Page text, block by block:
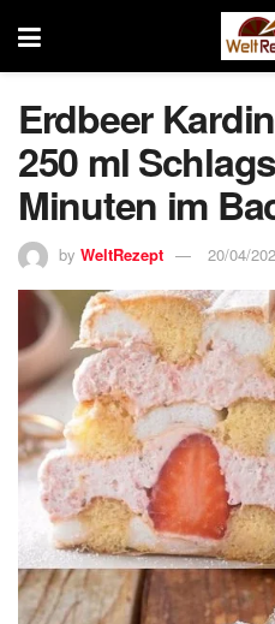
Erdbeer
250 ml
Minuten im
by WeltRezept 20/04/